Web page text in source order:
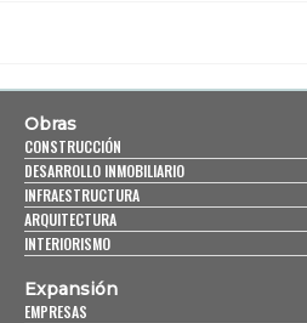
Obras
CONSTRUCCIÓN
DESARROLLO INMOBILIARIO
INFRAESTRUCTURA
ARQUITECTURA
INTERIORISMO
Expansión
EMPRESAS